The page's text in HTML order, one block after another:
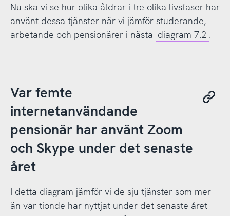
Nu ska vi se hur olika åldrar i tre olika livsfaser har
använt dessa tjänster när vi jämför studerande,
arbetande och pensionärer i nästa diagram 7.2 .
Var femte
internetanvändande
pensionär har använt Zoom
och Skype under det senaste
året
I detta diagram jämför vi de sju tjänster som mer
än var tionde har nyttjat under det senaste året